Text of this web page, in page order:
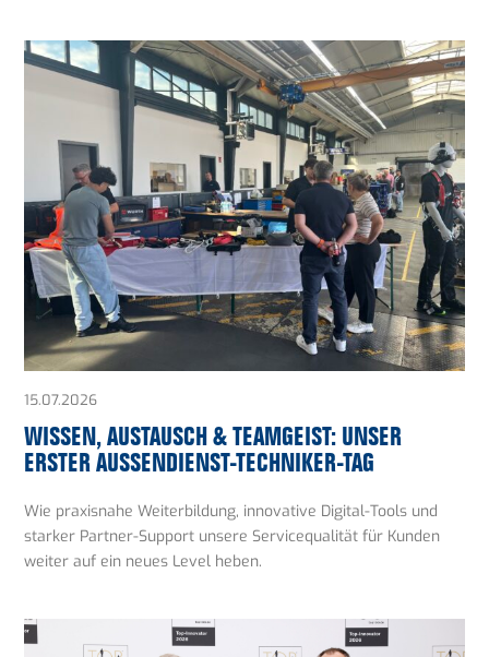
15.07.2026
WISSEN, AUSTAUSCH & TEAMGEIST: UNSER
ERSTER AUSSENDIENST-TECHNIKER-TAG
Wie praxisnahe Weiterbildung, innovative Digital-Tools und
starker Partner-Support unsere Servicequalität für Kunden
weiter auf ein neues Level heben.